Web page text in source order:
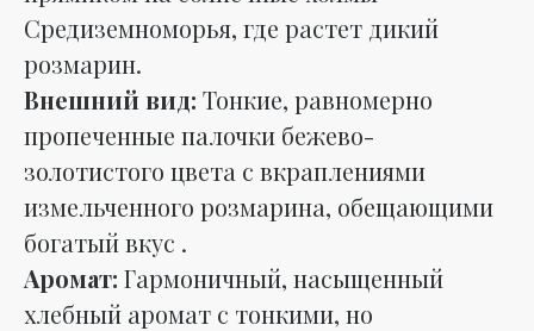
Средиземноморья, где растет дикий
розмарин.
Внешний вид: Тонкие, равномерно
пропеченные палочки бежево-
золотистого цвета с вкраплениями
измельченного розмарина, обещающими
богатый вкус .
Аромат: Гармоничный, насыщенный
хлебный аромат с тонкими, но